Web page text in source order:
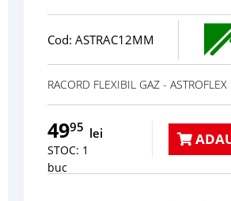
Cod: ASTRAC12MM
RACORD FLEXIBIL GAZ -
4995 lei
STOC: 1
buc